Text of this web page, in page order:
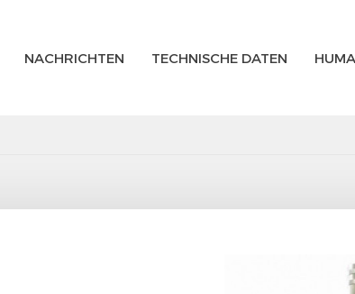
NACHRICHTEN TECHNISCHE DATEN